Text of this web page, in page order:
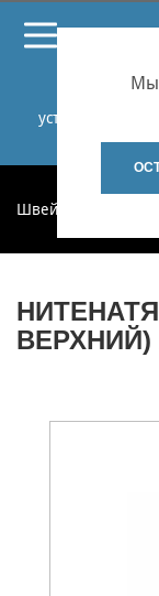
При
установите
или
Мы
Швеймастер
ВЕРХНИЙ)